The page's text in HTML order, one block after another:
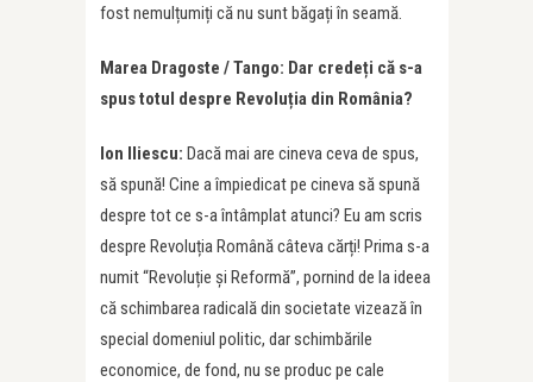
fost nemulțumiți că nu sunt băgați în seamă.
Marea Dragoste / Tango: Dar credeți că s-a
spus totul despre Revoluția din România?
Ion Iliescu: Dacă mai are cineva ceva de spus,
să spună! Cine a împiedicat pe cineva să spună
despre tot ce s-a întâmplat atunci? Eu am scris
despre Revoluția Română câteva cărți! Prima s-a
numit “Revoluție și Reformă”, pornind de la ideea
că schimbarea radicală din societate vizează în
special domeniul politic, dar schimbările
economice, de fond, nu se produc pe cale